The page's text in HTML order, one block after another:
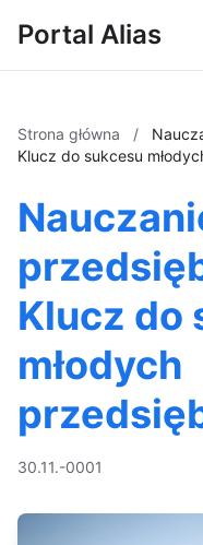
Portal Alias
Strona główna /
Klucz do sukcesu
Klucz do
młodych
30.11.-0001